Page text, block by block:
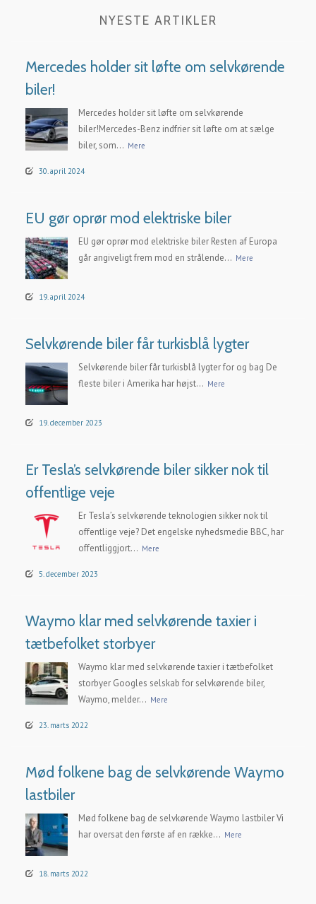
NYESTE ARTIKLER
Mercedes holder sit løfte om selvkørende
biler!
Mercedes holder sit løfte om selvkørende
biler!Mercedes-Benz indfrier sit løfte om at sælge
biler, som... Mere
30. april 2024
EU gør oprør mod elektriske biler
EU gør oprør mod elektriske biler Resten af Europa
går angiveligt frem mod en strålende... Mere
19. april 2024
Selvkørende biler får turkisblå lygter
Selvkørende biler får turkisblå lygter for og bag De
fleste biler i Amerika har højst... Mere
19. december 2023
Er Tesla’s selvkørende biler sikker nok til
offentlige veje
Er Tesla’s selvkørende teknologien sikker nok til
offentlige veje? Det engelske nyhedsmedie BBC, har
offentliggjort... Mere
5. december 2023
Waymo klar med selvkørende taxier i
tætbefolket storbyer
Waymo klar med selvkørende taxier i tætbefolket
storbyer Googles selskab for selvkørende biler,
Waymo, melder... Mere
23. marts 2022
Mød folkene bag de selvkørende Waymo
lastbiler
Mød folkene bag de selvkørende Waymo lastbiler Vi
har oversat den første af en række... Mere
18. marts 2022